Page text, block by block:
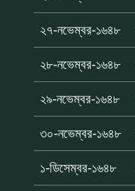
২৭-নভেম্বর-১৬৪৮
২৮-নভেম্বর-১৬৪৮
২৯-নভেম্বর-১৬৪৮
৩০-নভেম্বর-১৬৪৮
১-ডিসেম্বর-১৬৪৮